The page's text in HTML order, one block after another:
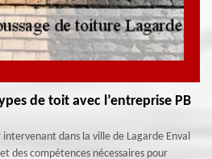
de toit avec l’entreprise PB
dans la ville de Lagarde Enval
des compétences nécessaires pour